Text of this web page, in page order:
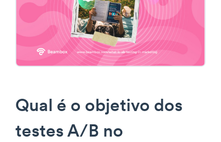
Qual é o objetivo dos
testes A/B no